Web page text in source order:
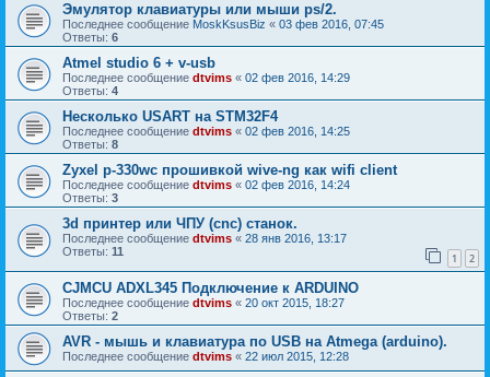
Эмулятор клавиатуры или мыши ps/2.
Последнее сообщение MoskKsusBiz « 03 фев 2016, 07:45
Ответы: 6
Atmel studio 6 + v-usb
Последнее сообщение dtvims « 02 фев 2016, 14:29
Ответы: 4
Несколько USART на STM32F4
Последнее сообщение dtvims « 02 фев 2016, 14:25
Ответы: 8
Zyxel p-330wс прошивкой wive-ng как wifi client
Последнее сообщение dtvims « 02 фев 2016, 14:24
Ответы: 3
3d принтер или ЧПУ (cnc) станок.
Последнее сообщение dtvims « 28 янв 2016, 13:17
Ответы: 11 1 2
CJMCU ADXL345 Подключение к ARDUINO
Последнее сообщение dtvims « 20 окт 2015, 18:27
Ответы: 2
AVR - мышь и клавиатура по USB на Atmega (arduino).
Последнее сообщение dtvims « 22 июл 2015, 12:28